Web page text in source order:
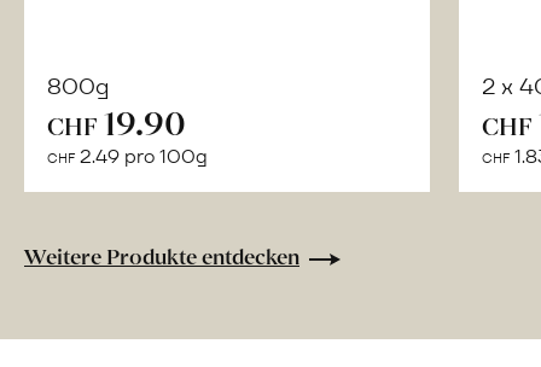
800g
CHF 19.90
CHF 2.49 pro 100g
2 x
CHF
CHF
Weitere Produkte entdecken